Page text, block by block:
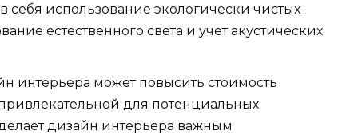
себя использование экологически чистых
естественного света и учет акустических
интерьера может повысить стоимость
для потенциальных
дизайн интерьера важным